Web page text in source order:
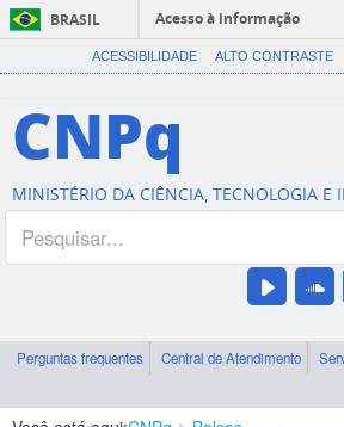
BRASIL
Acesso à informação
ACESSIBILIDADE ALTO CONTRASTE
CNPq
MINISTÉRIO DA CIÊNCIA, TECNOLOGIA E
Perguntas frequentes Central de Atendimento